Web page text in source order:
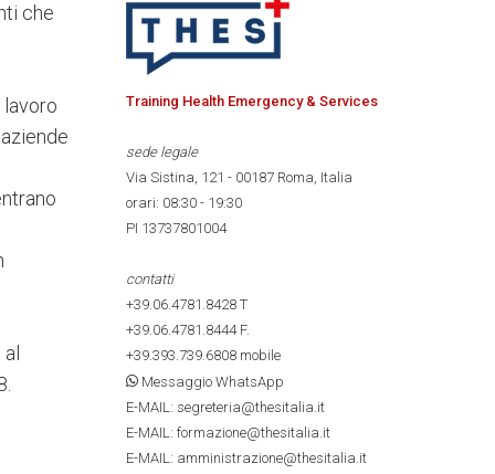
che
Training Health Emergency & Services
sede legale
Via Sistina, 121 - 00187 Roma, Italia
orari: 08:30 - 19:30
PI 13737801004
contatti
+39.06.4781.8428T
+39.06.4781.8444F.
+39.393.739.6808mobile
Messaggio WhatsApp
E-MAIL: segreteria@thesitalia.it
E-MAIL: formazione@thesitalia.it
E-MAIL: amministrazione@thesitalia.it